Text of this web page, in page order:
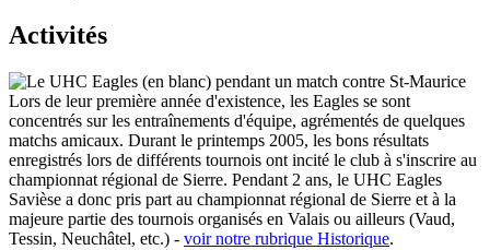
Activités
Lors de leur première année d'existence, les Eagles se sont
concentrés sur les entraînements d'équipe, agrémentés de quelques
matchs amicaux. Durant le printemps 2005, les bons résultats
enregistrés lors de différents tournois ont incité le club à s'inscrire au
championnat régional de Sierre. Pendant 2 ans, le UHC Eagles
Savièse a donc pris part au championnat régional de Sierre et à la
majeure partie des tournois organisés en Valais ou ailleurs (Vaud,
Tessin, Neuchâtel, etc.) - voir notre rubrique Historique.